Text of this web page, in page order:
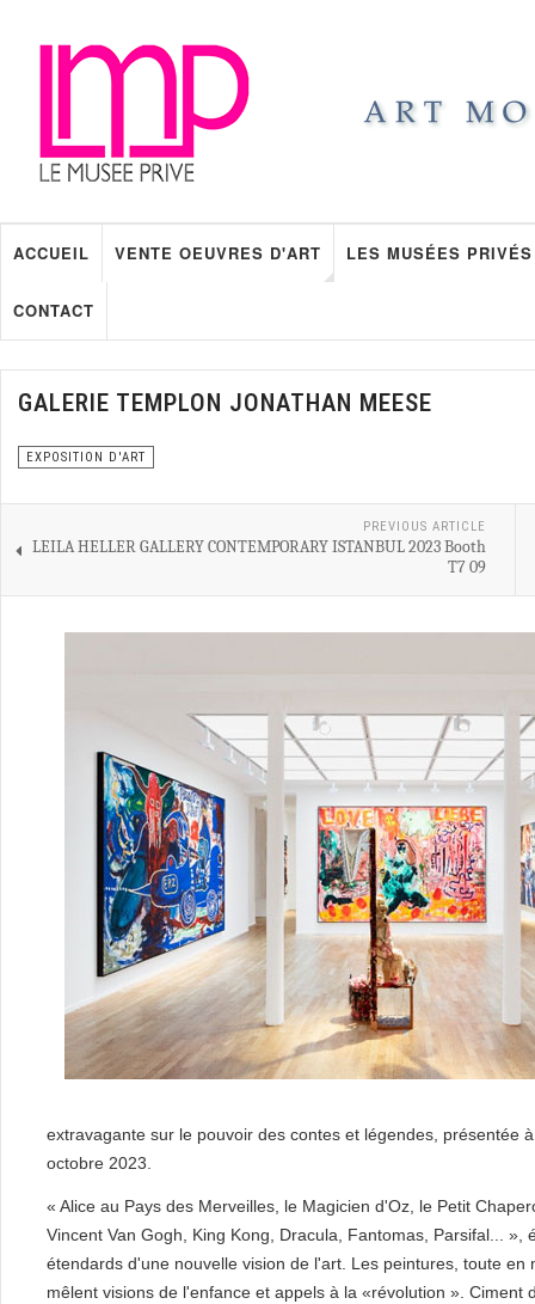
ACCUEIL VENTE OEUVRES D'ART LES MUSÉES PRIVÉS
CONTACT
GALERIE TEMPLON JONATHAN MEESE
EXPOSITION D'ART
PREVIOUS ARTICLE
LEILA HELLER GALLERY CONTEMPORARY ISTANBUL 2023 Booth
T7 09
extravagante sur le pouvoir des contes et légendes, présentée
octobre 2023.
« Alice au Pays des Merveilles, le Magicien d'Oz, le Petit
Vincent Van Gogh, King Kong, Dracula, Fantomas, Parsifal...
étendards d'une nouvelle vision de l'art. Les peintures, toute
mêlent visions de l'enfance et appels à la «révolution ».